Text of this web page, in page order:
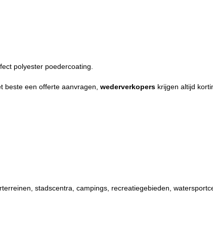
polyester poedercoating.
beste een offerte aanvragen, wederverkopers krijgen altijd
stadscentra, campings, recreatiegebieden,